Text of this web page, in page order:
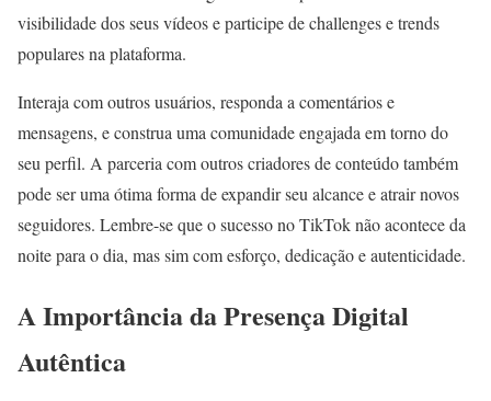
visibilidade dos seus vídeos e participe de challenges e trends
populares na plataforma.
Interaja com outros usuários, responda a comentários e
mensagens, e construa uma comunidade engajada em torno do
seu perfil. A parceria com outros criadores de conteúdo também
pode ser uma ótima forma de expandir seu alcance e atrair novos
seguidores. Lembre-se que o sucesso no TikTok não acontece da
noite para o dia, mas sim com esforço, dedicação e autenticidade.
A Importância da Presença Digital
Autêntica